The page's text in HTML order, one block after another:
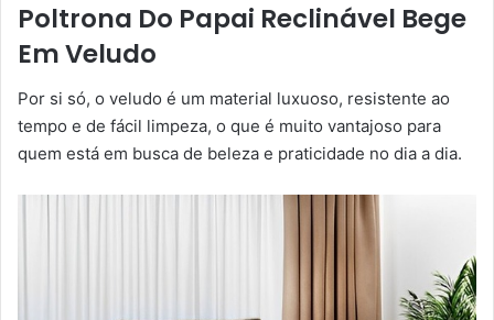
Poltrona Do Papai Reclinável Bege
Em Veludo
Por si só, o veludo é um material luxuoso, resistente ao
tempo e de fácil limpeza, o que é muito vantajoso para
quem está em busca de beleza e praticidade no dia a dia.